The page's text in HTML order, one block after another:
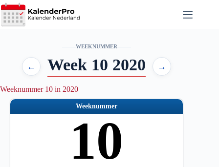
Ga
naar
de
WEEKNUMMER
← Week 10 2020 →
Weeknummer 10 in 2020
Weeknummer
10